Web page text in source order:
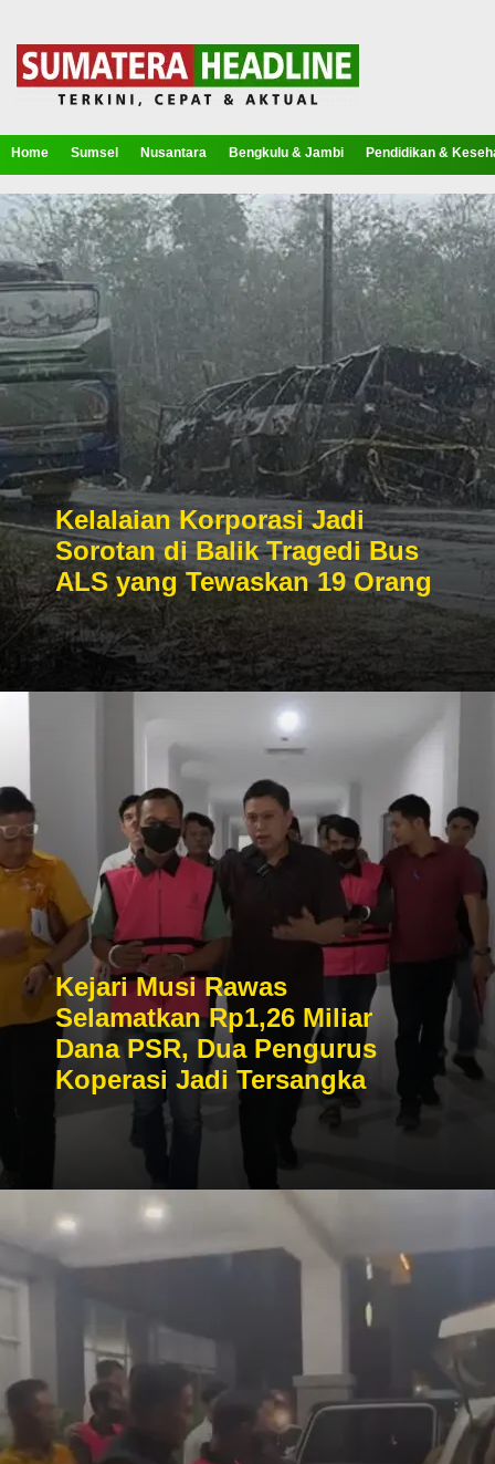
Home Sumsel Nusantara Bengkulu & Jambi Pendidikan &
Kelalaian Korporasi Jadi
Sorotan di Balik Tragedi Bus
ALS yang Tewaskan 19 Orang
Kejari Musi Rawas
Selamatkan Rp1,26 Miliar
Dana PSR, Dua Pengurus
Koperasi Jadi Tersangka